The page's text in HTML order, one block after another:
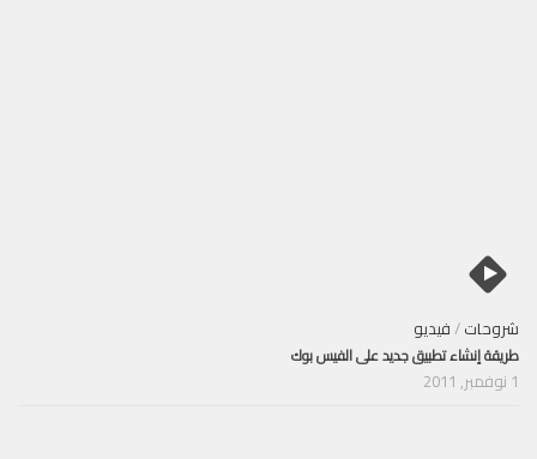
شروحات/فيديو
طريقة إنشاء تطبيق جديد على الفيس بوك